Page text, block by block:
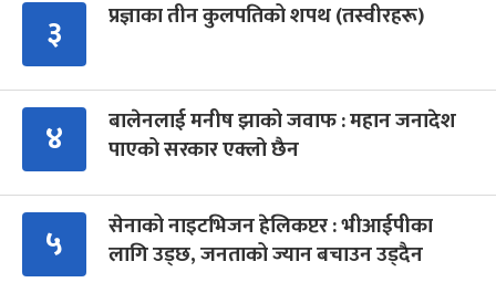
३ प्रज्ञाका तीन कुलपतिको शपथ (तस्वीरहरू)
४
बालेनलाई मनीष झाको जवाफ : महान जनादेश
पाएको सरकार एक्लो छैन
५
सेनाको नाइटभिजन हेलिकप्टर : भीआईपीका
लागि उड्छ, जनताको ज्यान बचाउन उड्दैन